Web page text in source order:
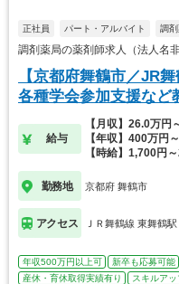
正社員 パート・アルバイト 調
調剤薬局の薬剤師求人（法人名
【京都府舞鶴市／JR
各種学会参加支援など
給与
【月収】26.0万円
【年収】400万円
【時給】1,700円
勤務地 京都府 舞鶴市
アクセス ＪＲ舞鶴線 東舞鶴駅
年収500万円以上可 新卒も応募可能
産休・育休取得実績有り
スキルアッ